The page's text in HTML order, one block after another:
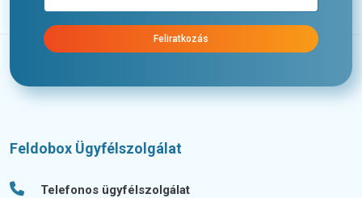
Feliratkozás
Feldobox Ügyfélszolgálat
Telefonos ügyfélszolgálat